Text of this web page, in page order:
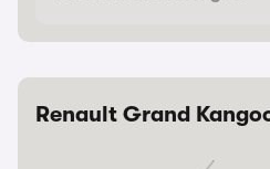
Renault Grand